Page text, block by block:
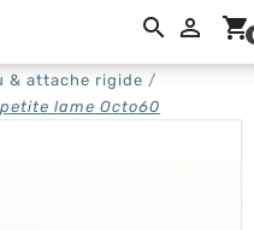
 shopping_cart
& attache rigide
lame Octo60